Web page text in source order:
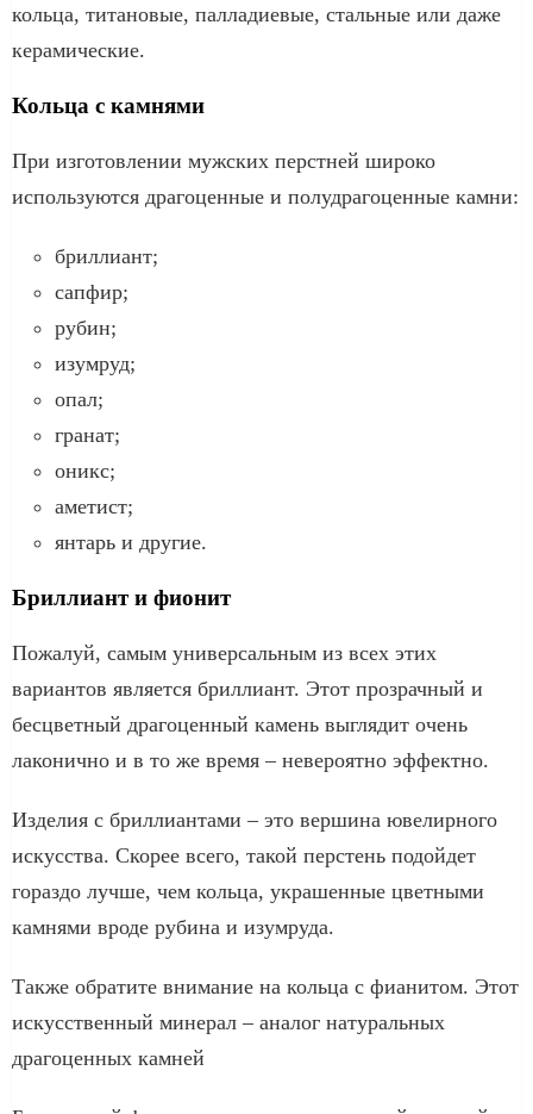
кольца, титановые, палладиевые, стальные или даже
керамические.
Кольца с камнями
При изготовлении мужских перстней широко
используются драгоценные и полудрагоценные камни:
бриллиант;
сапфир;
рубин;
изумруд;
опал;
гранат;
оникс;
аметист;
янтарь и другие.
Бриллиант и фионит
Пожалуй, самым универсальным из всех этих
вариантов является бриллиант. Этот прозрачный и
бесцветный драгоценный камень выглядит очень
лаконично и в то же время – невероятно эффектно.
Изделия с бриллиантами – это вершина ювелирного
искусства. Скорее всего, такой перстень подойдет
гораздо лучше, чем кольца, украшенные цветными
камнями вроде рубина и изумруда.
Также обратите внимание на кольца с фианитом. Этот
искусственный минерал – аналог натуральных
драгоценных камней